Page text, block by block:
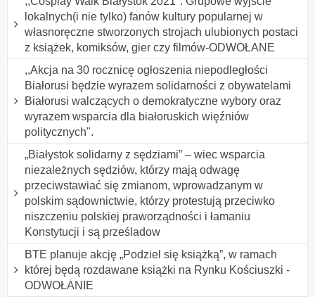
lokalnych(i nie tylko) fanów kultury popularnej w
własnoręczne stworzonych strojach ulubionych postaci
z książek, komiksów, gier czy filmów-ODWOŁANE
,,Akcja na 30 rocznicę ogłoszenia niepodległości
Białorusi będzie wyrazem solidarności z obywatelami
Białorusi walczących o demokratyczne wybory oraz
wyrazem wsparcia dla białoruskich więźniów
politycznych".
„Białystok solidarny z sędziami” – wiec wsparcia
niezależnych sędziów, którzy mają odwagę
przeciwstawiać się zmianom, wprowadzanym w
polskim sądownictwie, którzy protestują przeciwko
niszczeniu polskiej praworządności i łamaniu
Konstytucji i są prześladow
BTE planuje akcję „Podziel się książką”, w ramach
której będą rozdawane książki na Rynku Kościuszki -
ODWOŁANIE